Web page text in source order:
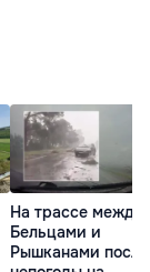
На трассе между
Бельцами и
Рышканами после